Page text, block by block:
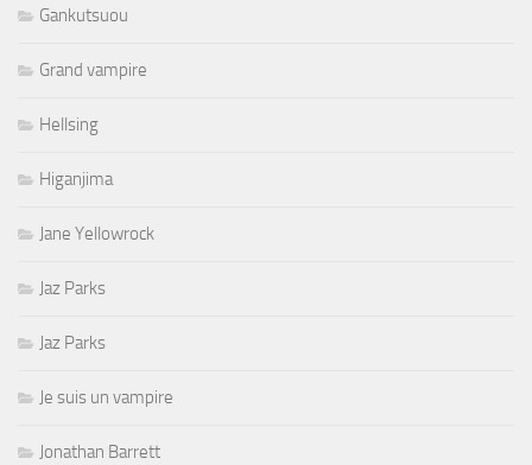
Gankutsuou
Grand vampire
Hellsing
Higanjima
Jane Yellowrock
Jaz Parks
Jaz Parks
Je suis un vampire
Jonathan Barrett